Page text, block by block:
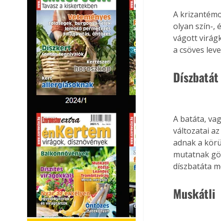
A
olyan szín-,
vágott
a csöves
Díszbatát
A batáta,
változatai
adnak a
mutatnak
díszbatáta
Muskátli